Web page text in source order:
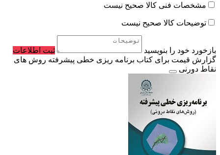
مشخصات فنی کالا صحیح نیست
توضیحات کالا صحیح نیست
بازخورد خود را بنویسید
ثبت اطلاعات
گزارش قیمت برای کتاب برنامه ریزی خطی پیشرفته روش های
نقاط دورنی